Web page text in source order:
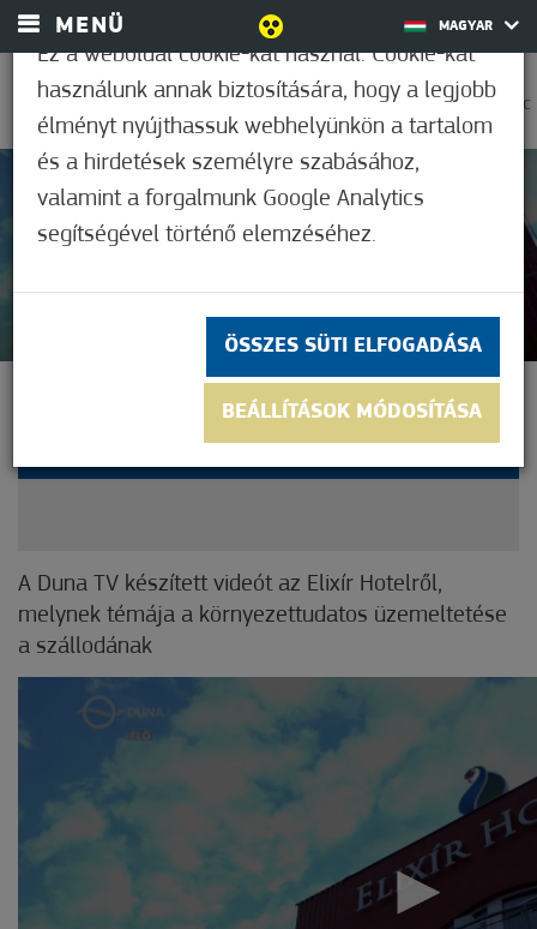
MENÜ MAGYAR
0
31,7°C
Nem értékelt
BEMUTATKOZIK EGY „ZÖLD
SZÁLLODA”
A Duna TV készített videót az Elixír Hotelről,
melynek témája a környezettudatos üzemeltetése
a szállodának
Ez a weboldal cookie-kat használ. Cookie-kat
használunk annak biztosítására, hogy a legjobb
élményt nyújthassuk webhelyünkön a tartalom
és a hirdetések személyre szabásához,
valamint a forgalmunk Google Analytics
segítségével történő elemzéséhez.
ÖSSZES SÜTI ELFOGADÁSA
BEÁLLÍTÁSOK MÓDOSÍTÁSA